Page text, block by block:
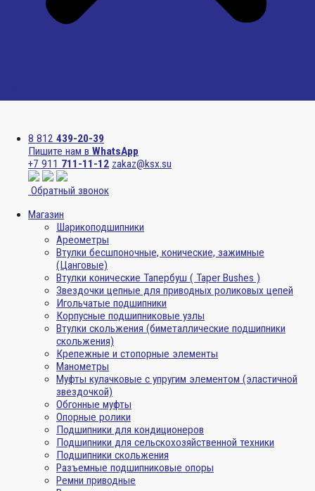
8 812 439-20-39
Пишите нам в WhatsApp
+7 911 711-11-12 zakaz@ksx.su
Обратный звонок
Магазин
Шарикоподшипники
Ареометры
Втулки бесшпоночные, конические, зажимные
(Цанговые)
Втулки конические Тапербуш ( Taper Bushes )
Звездочки цепные для приводных роликовых цепей
Игольчатые подшипники
Корпусные подшипниковые узлы
Втулки скольжения (биметаллические подшипники
скольжения)
Крепежные и стопорные элементы
Манометры
Муфты кулачковые с упругим элементом (эластичной
звездочкой)
Обгонные муфты
Опорные ролики
Подшипники для кондиционеров
Подшипники для сельскохозяйственной техники
Подшипники скольжения
Разъемные подшипниковые опоры
Ремни приводные